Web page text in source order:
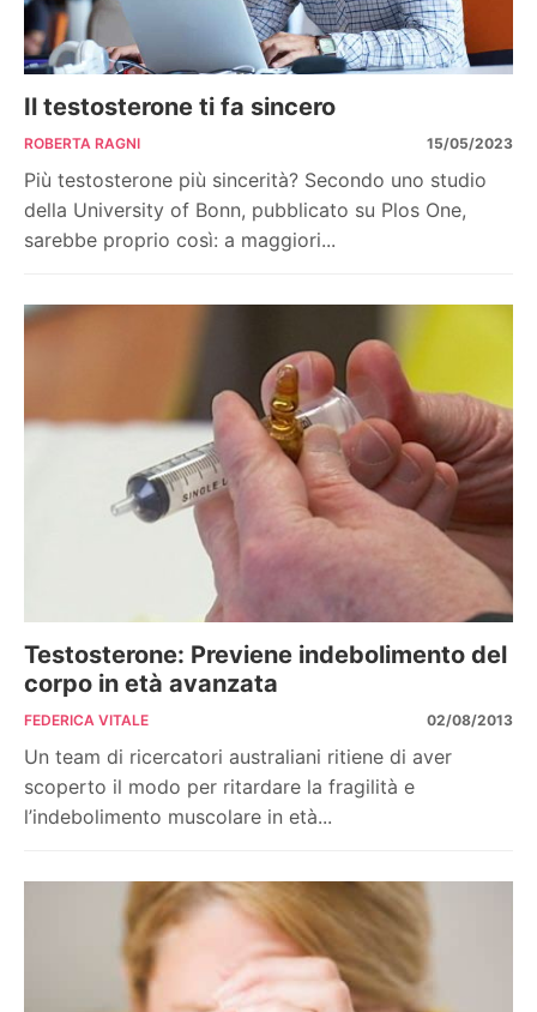
Il testosterone ti fa sincero
ROBERTA RAGNI 15/05/2023
Più testosterone più sincerità? Secondo uno studio
della University of Bonn, pubblicato su Plos One,
sarebbe proprio così: a maggiori...
Testosterone: Previene indebolimento del
corpo in età avanzata
FEDERICA VITALE 02/08/2013
Un team di ricercatori australiani ritiene di aver
scoperto il modo per ritardare la fragilità e
l’indebolimento muscolare in età...